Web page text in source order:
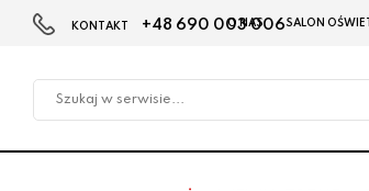
w
KONTAKT +48 690 003 006
O NAS SALON